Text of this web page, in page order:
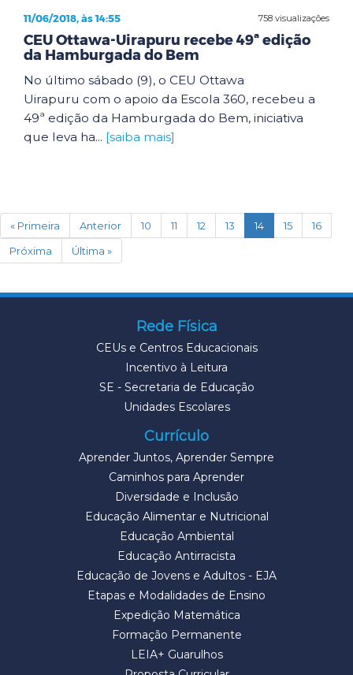
758 visualizações
11/06/2018, às 14:55
CEU Ottawa-Uirapuru recebe 49ª edição
da Hamburgada do Bem
No último sábado (9), o CEU Ottawa
Uirapuru com o apoio da Escola 360, recebeu a
49ª edição da Hamburgada do Bem, iniciativa
que leva ha... [saiba mais]
« Primeira Anterior 10 11 12 13 14(current)
15
16
Próxima
Última »
Rede Física
CEUs e Centros Educacionais
Incentivo à Leitura
SE - Secretaria de Educação
Unidades Escolares
Currículo
Aprender Juntos, Aprender Sempre
Caminhos para Aprender
Diversidade e Inclusão
Educação Alimentar e Nutricional
Educação Ambiental
Educação Antirracista
Educação de Jovens e Adultos - EJA
Etapas e Modalidades de Ensino
Expedição Matemática
Formação Permanente
LEIA+ Guarulhos